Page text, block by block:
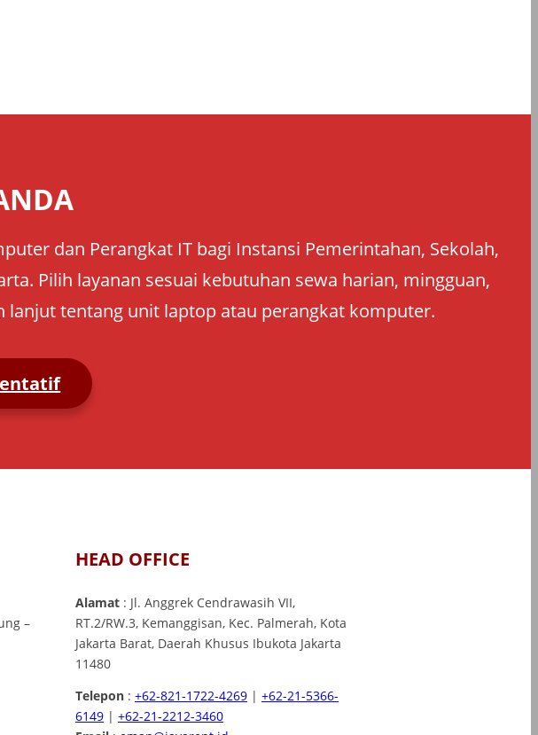
dan Perangkat IT bagi Instansi Pemerintahan, Sekolah,
Pilih layanan sesuai kebutuhan sewa harian, mingguan,
tentang unit laptop atau perangkat komputer.
–
HEAD OFFICE
Alamat : Jl. Anggrek Cendrawasih VII,
RT.2/RW.3, Kemanggisan, Kec. Palmerah, Kota
Jakarta Barat, Daerah Khusus Ibukota Jakarta
11480
Telepon : +62-821-1722-4269 | +62-21-5366-
6149 | +62-21-2212-3460